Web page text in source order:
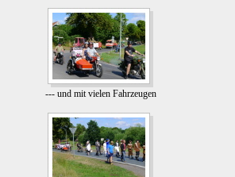
--- und mit vielen Fahrzeugen